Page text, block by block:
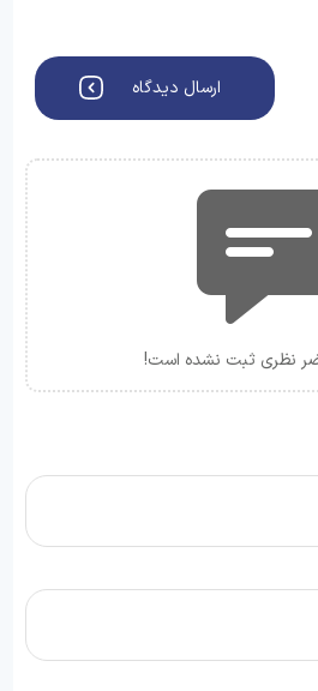
ارسال دیدگاه
نظری ثبت نشده است!